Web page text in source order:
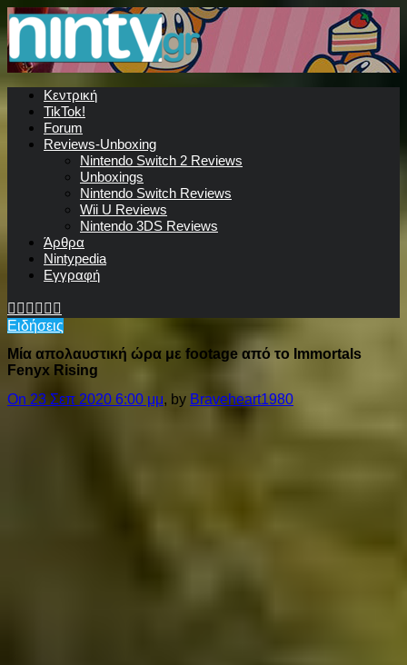
Κεντρική
TikTok!
Forum
Reviews-Unboxing
Nintendo Switch 2 Reviews
Unboxings
Nintendo Switch Reviews
Wii U Reviews
Nintendo 3DS Reviews
Άρθρα
Nintypedia
Εγγραφή
Ειδήσεις
Μία απολαυστική ώρα με footage από το Immortals
Fenyx Rising
On 23 Σεπ 2020 6:00 μμ, by Braveheart1980